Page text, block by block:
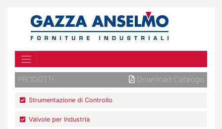
PRODOTTI Download Catalogo
Strumentazione di Controllo
Valvole per Industria